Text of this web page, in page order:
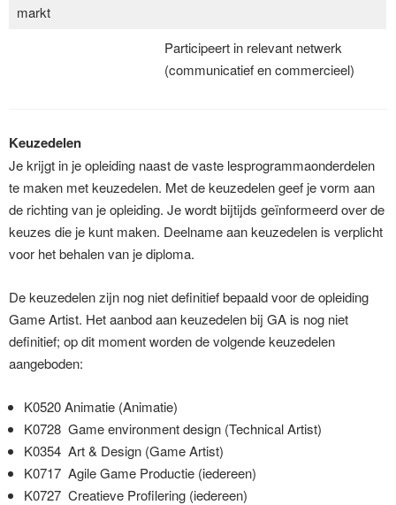
markt
Participeert in relevant netwerk
(communicatief en commercieel)
Keuzedelen
Je krijgt in je opleiding naast de vaste lesprogrammaonderdelen
te maken met keuzedelen. Met de keuzedelen geef je vorm aan
de richting van je opleiding. Je wordt bijtijds geïnformeerd over de
keuzes die je kunt maken. Deelname aan keuzedelen is verplicht
voor het behalen van je diploma.
De keuzedelen zijn nog niet definitief bepaald voor de opleiding
Game Artist. Het aanbod aan keuzedelen bij GA is nog niet
definitief; op dit moment worden de volgende keuzedelen
aangeboden:
K0520 Animatie (Animatie)
K0728 Game environment design (Technical Artist)
K0354 Art & Design (Game Artist)
K0717 Agile Game Productie (iedereen)
K0727 Creatieve Profilering (iedereen)